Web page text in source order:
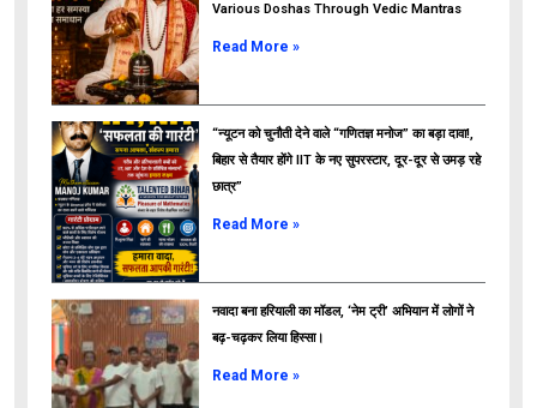
ads
Various Doshas Through Vedic Mantras
Read More »
“न्यूटन को चुनौती देने वाले “गणितज्ञ मनोज” का बड़ा दावा!,
बिहार से तैयार होंगे IIT के नए सुपरस्टार, दूर-दूर से उमड़ रहे
छात्र”
Read More »
नवादा बना हरियाली का मॉडल, ‘नेम ट्री’ अभियान में लोगों ने
बढ़-चढ़कर लिया हिस्सा।
Read More »